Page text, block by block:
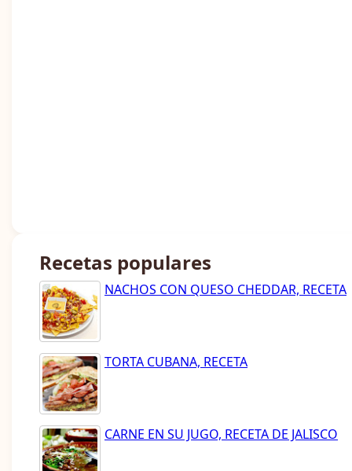
Recetas populares
NACHOS CON QUESO CHEDDAR, RECETA
TORTA CUBANA, RECETA
CARNE EN SU JUGO, RECETA DE JALISCO